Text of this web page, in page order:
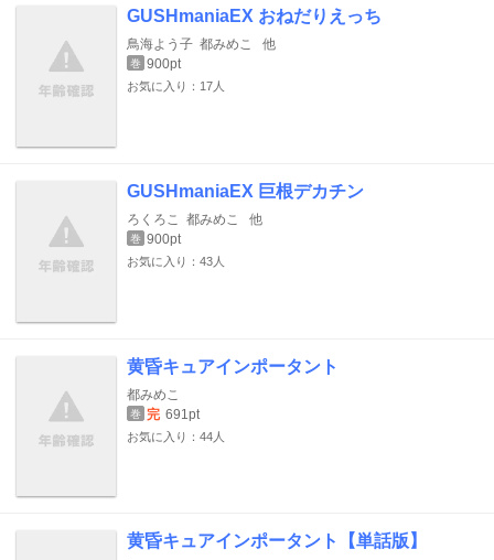
GUSHmaniaEX おねだりえっち
鳥海よう子 都みめこ 他
巻 900pt
お気に入り：17人
GUSHmaniaEX 巨根デカチン
ろくろこ 都みめこ 他
巻 900pt
お気に入り：43人
黄昏キュアインポータント
都みめこ
巻 完 691pt
お気に入り：44人
黄昏キュアインポータント【単話版】